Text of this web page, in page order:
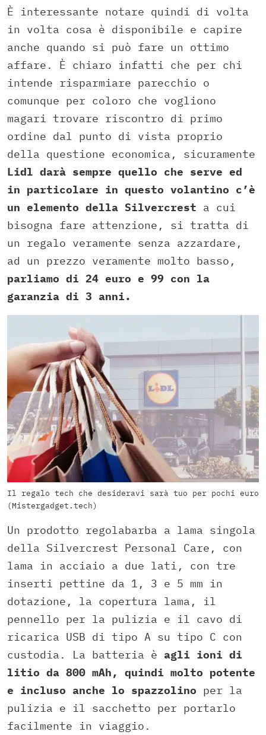
È interessante notare quindi di volta
in volta cosa è disponibile e capire
anche quando si può fare un ottimo
affare. È chiaro infatti che per chi
intende risparmiare parecchio o
comunque per coloro che vogliono
magari trovare riscontro di primo
ordine dal punto di vista proprio
della questione economica, sicuramente
Lidl darà sempre quello che serve ed
in particolare in questo volantino c’è
un elemento della Silvercrest a cui
bisogna fare attenzione, si tratta di
un regalo veramente senza azzardare,
ad un prezzo veramente molto basso,
parliamo di 24 euro e 99 con la
garanzia di 3 anni.
Il regalo tech che desideravi sarà tuo per pochi euro
(Mistergadget.tech)
Un prodotto regolabarba a lama singola
della Silvercrest Personal Care, con
lama in acciaio a due lati, con tre
inserti pettine da 1, 3 e 5 mm in
dotazione, la copertura lama, il
pennello per la pulizia e il cavo di
ricarica USB di tipo A su tipo C con
custodia. La batteria è agli ioni di
litio da 800 mAh, quindi molto potente
e incluso anche lo spazzolino per la
pulizia e il sacchetto per portarlo
facilmente in viaggio.